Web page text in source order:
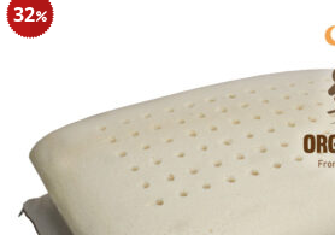
32